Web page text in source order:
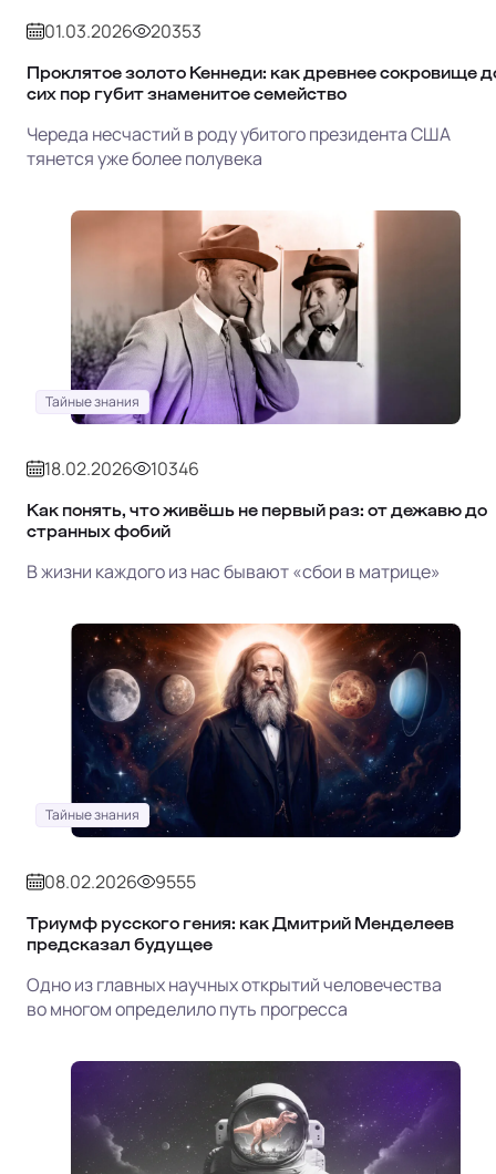
01.03.2026 20353
Проклятое золото Кеннеди: как древнее сокровище
сих пор губит знаменитое семейство
Череда несчастий в роду убитого президента США
тянется уже более полувека
Тайные знания
18.02.2026 10346
Как понять, что живёшь не первый раз: от дежавю до
странных фобий
В жизни каждого из нас бывают «сбои в матрице»
Тайные знания
08.02.2026 9555
Триумф русского гения: как Дмитрий Менделеев
предсказал будущее
Одно из главных научных открытий человечества
во многом определило путь прогресса